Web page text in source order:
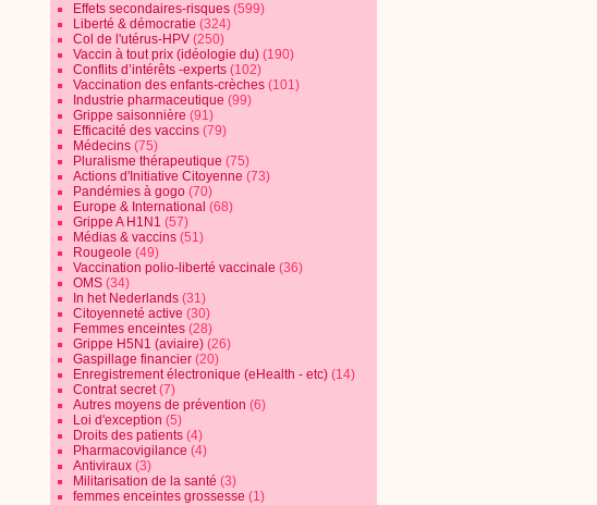
Effets secondaires-risques (599)
Liberté & démocratie (324)
Col de l'utérus-HPV (250)
Vaccin à tout prix (idéologie du) (190)
Conflits d’intérêts -experts (102)
Vaccination des enfants-crèches (101)
Industrie pharmaceutique (99)
Grippe saisonnière (91)
Efficacité des vaccins (79)
Médecins (75)
Pluralisme thérapeutique (75)
Actions d'Initiative Citoyenne (73)
Pandémies à gogo (70)
Europe & International (68)
Grippe A H1N1 (57)
Médias & vaccins (51)
Rougeole (49)
Vaccination polio-liberté vaccinale (36)
OMS (34)
In het Nederlands (31)
Citoyenneté active (30)
Femmes enceintes (28)
Grippe H5N1 (aviaire) (26)
Gaspillage financier (20)
Enregistrement électronique (eHealth - etc) (14)
Contrat secret(7)
Autres moyens de prévention (6)
Loi d'exception (5)
Droits des patients (4)
Pharmacovigilance (4)
Antiviraux (3)
Militarisation de la santé (3)
femmes enceintes grossesse (1)